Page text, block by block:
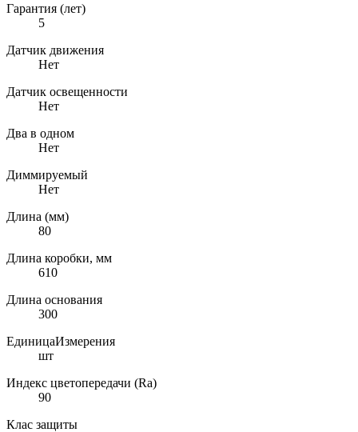
Гарантия (лет)
5
Датчик движения
Нет
Датчик освещенности
Нет
Два в одном
Нет
Диммируемый
Нет
Длина (мм)
80
Длина коробки, мм
610
Длина основания
300
ЕдиницаИзмерения
шт
Индекс цветопередачи (Ra)
90
Клас защиты